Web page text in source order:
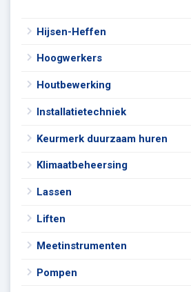
Hijsen-Heffen
Hoogwerkers
Houtbewerking
Installatietechniek
Keurmerk duurzaam huren
Klimaatbeheersing
Lassen
Liften
Meetinstrumenten
Pompen